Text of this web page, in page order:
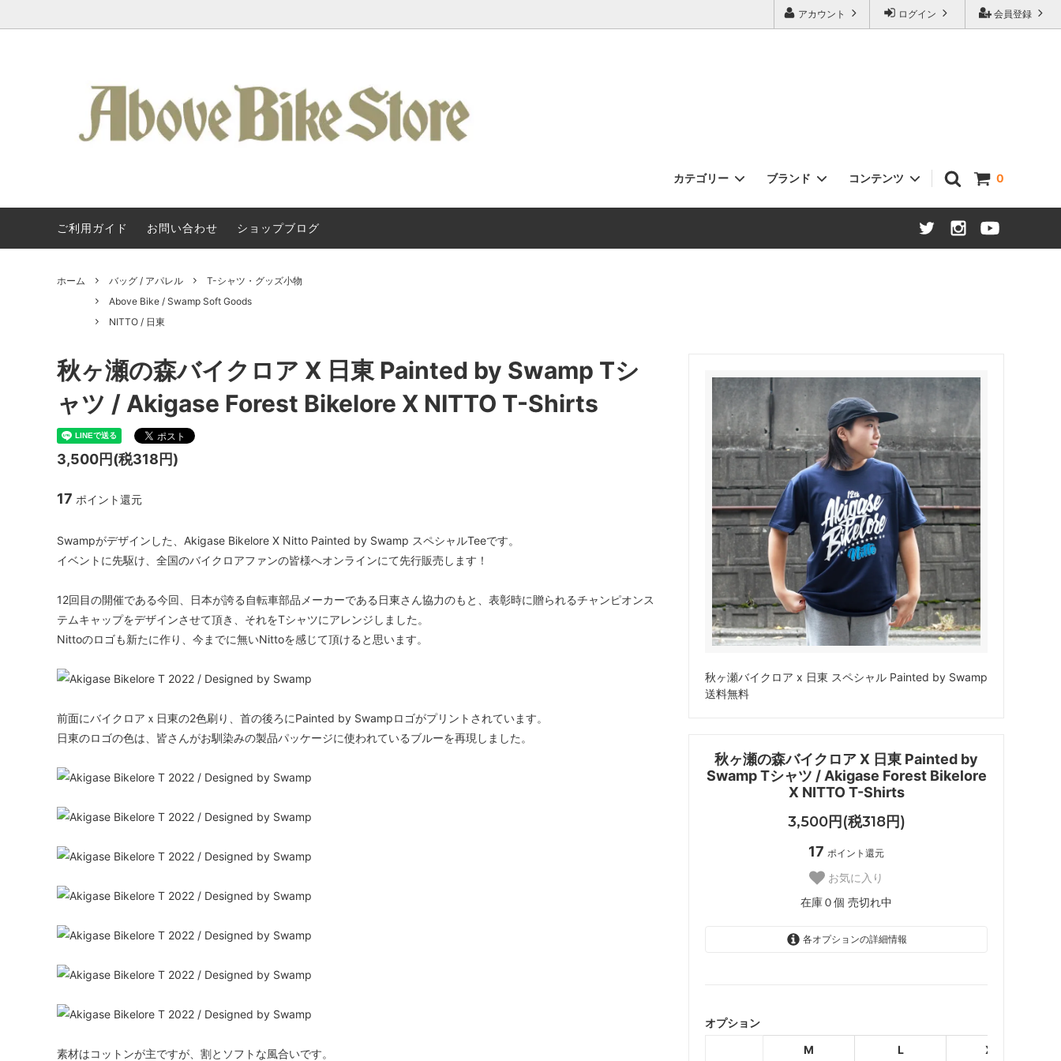
会員登録
ログイン
アカウント
0
カテゴリー
Kuat / 車載ヒッチキャリア フレームセット / 完成車
クランク / BB
ハンドルバー
ハブ：トラック / 固定ギア スプロケット / コグ
シートポスト Shimano GRX Limited シフター ディレーラー / ハンガー
ツール / ケミカル
ブランド
Kuat / クアット・ラック SURLY
KONA
TERAVAIL
Paul Component White Industries Rene HERSE
ENVE Composites NITTO / 日東 MKS / 三ヶ島 Sim Works
Brooks
コンテンツ
About Us
Kuat Racks / よくある質問・取付車両カ
タログ
ご利用ガイド お問い合わせ ショップブログ
ホーム バッグ / アパレル
T-シャツ・グッズ小物
Above Bike / Swamp Soft Goods
NITTO / 日東
秋ヶ瀬バイクロア x 日東 スペシャル Painted by Swamp
送料無料
秋ヶ瀬の森バイクロア X 日東 Painted by
Swamp Tシャツ / Akigase Forest Bikelore
X NITTO T-Shirts
3,500円(税318円)
17 ポイント還元
お気に入り
在庫０個 売切れ中
各オプションの詳細情報
グレー
SOLD OUT
オプション
M
L XL
秋ヶ瀬の森バイクロア X 日東 Painted by Swamp Tシ
ャツ / Akigase Forest Bikelore X NITTO T-Shirts
3,500円(税318円)
17 ポイント還元
Swampがデザインした、Akigase Bikelore X Nitto Painted by Swamp スペシャルTeeです。
イベントに先駆け、全国のバイクロアファンの皆様へオンラインにて先行販売します！
12回目の開催である今回、日本が誇る自転車部品メーカーである日東さん協力のもと、表彰時に贈られるチャンピオンス
テムキャップをデザインさせて頂き、それをTシャツにアレンジしました。
Nittoのロゴも新たに作り、今までに無いNittoを感じて頂けると思います。
前面にバイクロアｘ日東の2色刷り、首の後ろにPainted by Swampロゴがプリントされています。
日東のロゴの色は、皆さんがお馴染みの製品パッケージに使われているブルーを再現しました。
素材はコットンが主ですが、割とソフトな風合いです。